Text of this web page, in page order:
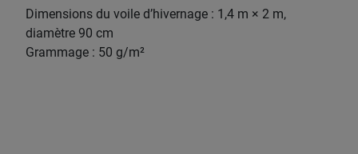
Dimensions du voile d’hivernage : 1,4 m × 2 m,
diamètre 90 cm
Grammage : 50 g/m²